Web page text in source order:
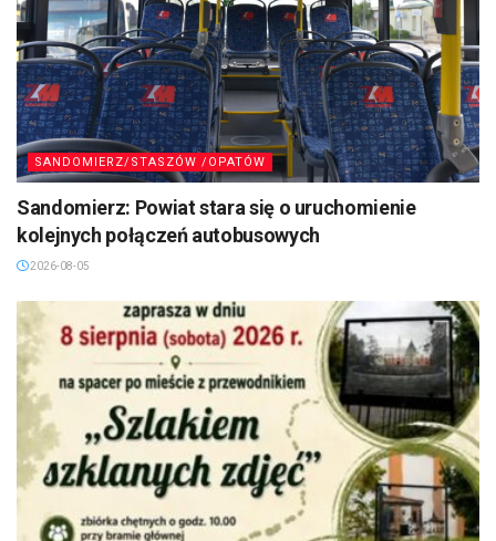
SANDOMIERZ/STASZÓW /OPATÓW
Sandomierz: Powiat stara się o uruchomienie
kolejnych połączeń autobusowych
2026-08-05